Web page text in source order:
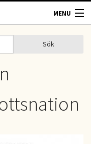
MENU
Sök